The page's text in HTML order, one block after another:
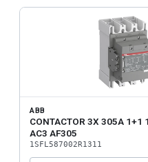
ABB
CONTACTOR 3X 305A
AC3 AF305
1SFL587002R1311